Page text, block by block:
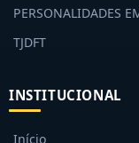
PERSONALIDADES
TJDFT
INSTITUCIONAL
Início